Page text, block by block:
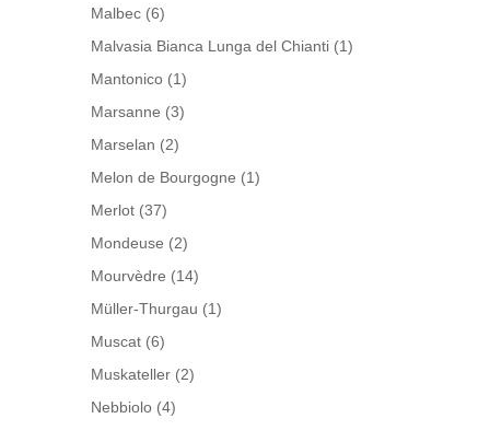
Malbec (6)
Malvasia Bianca Lunga del Chianti (1)
Mantonico (1)
Marsanne (3)
Marselan (2)
Melon de Bourgogne (1)
Merlot (37)
Mondeuse (2)
Mourvèdre (14)
Müller-Thurgau (1)
Muscat (6)
Muskateller (2)
Nebbiolo (4)